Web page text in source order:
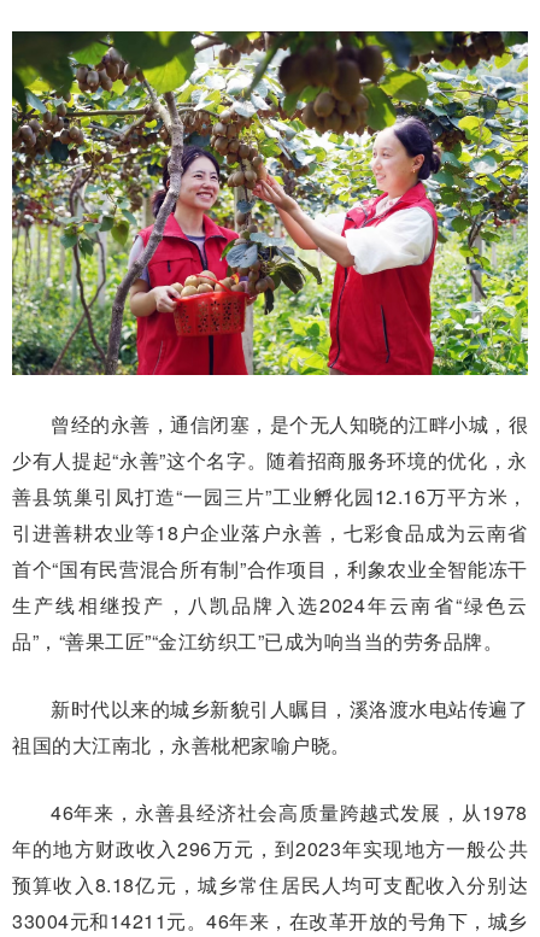
曾经的永善，通信闭塞，是个无人知晓的江畔小城，很
少有人提起“永善”这个名字。随着招商服务环境的优化，永
善县筑巢引凤打造“一园三片”工业孵化园12.16万平方米，
引进善耕农业等18户企业落户永善，七彩食品成为云南省
首个“国有民营混合所有制”合作项目，利象农业全智能冻干
生产线相继投产，八凯品牌入选2024年云南省“绿色云
品”，“善果工匠”“金江纺织工”已成为响当当的劳务品牌。
新时代以来的城乡新貌引人瞩目，溪洛渡水电站传遍了
祖国的大江南北，永善枇杷家喻户晓。
46年来，永善县经济社会高质量跨越式发展，从1978
年的地方财政收入296万元，到2023年实现地方一般公共
预算收入8.18亿元，城乡常住居民人均可支配收入分别达
33004元和14211元。46年来，在改革开放的号角下，城乡